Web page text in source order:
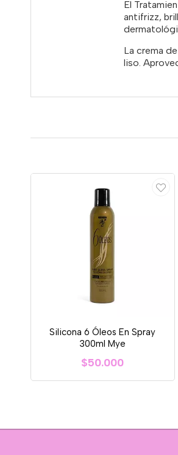
El
antifrizz,
La crema
liso.
Silicona 6 Óleos En Spray
300ml Mye
$50.000